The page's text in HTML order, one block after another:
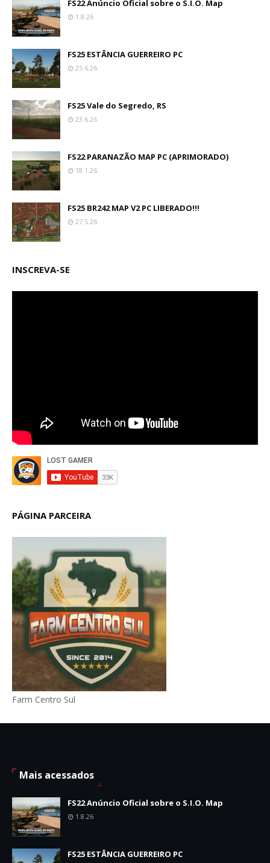
FS22 Anúncio Oficial sobre o S.I.O. Map
1.8.26
FS25 ESTÂNCIA GUERREIRO PC
25.6.26
FS25 Vale do Segredo, RS
23.6.26
FS22 PARANAZÃO MAP PC (APRIMORADO)
18.1.26
FS25 BR242 MAP V2 PC LIBERADO!!!
27.5.26
INSCREVA-SE
PÁGINA PARCEIRA
Farm Centro Sul
Mais acessados
FS22 Anúncio Oficial sobre o S.I.O. Map
1.8.26
FS25 ESTÂNCIA GUERREIRO PC